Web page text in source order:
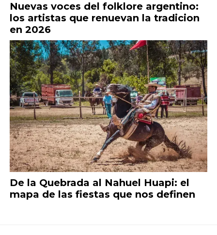
Nuevas voces del folklore argentino:
los artistas que renuevan la tradicion
en 2026
De la Quebrada al Nahuel Huapi: el
mapa de las fiestas que nos definen